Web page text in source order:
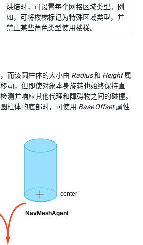
烘焙时，可设置每个网格区域类型。例
如，可将楼梯标记为特殊区域类型，并
禁止某些角色类型使用楼梯。
而该圆柱体的大小由 Radius和 Height属
动，但即使对象本身旋转也始终保持直
测并响应其他代理和障碍物之间的碰撞。
柱体的底部时，可使用 Base Offset属性